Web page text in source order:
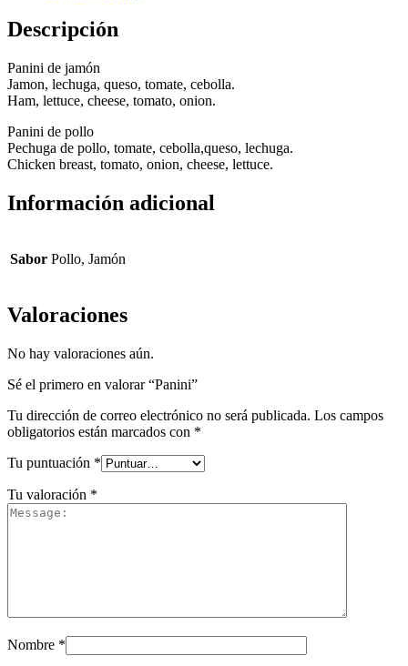
Descripción
Panini de jamón
Jamon, lechuga, queso, tomate, cebolla.
Ham, lettuce, cheese, tomato, onion.
Panini de pollo
Pechuga de pollo, tomate, cebolla,queso, lechuga.
Chicken breast, tomato, onion, cheese, lettuce.
Información adicional
Sabor Pollo, Jamón
Valoraciones
No hay valoraciones aún.
Sé el primero en valorar “Panini”
Tu dirección de correo electrónico no será publicada. Los campos
obligatorios están marcados con *
Tu puntuación *
Tu valoración *
Nombre *